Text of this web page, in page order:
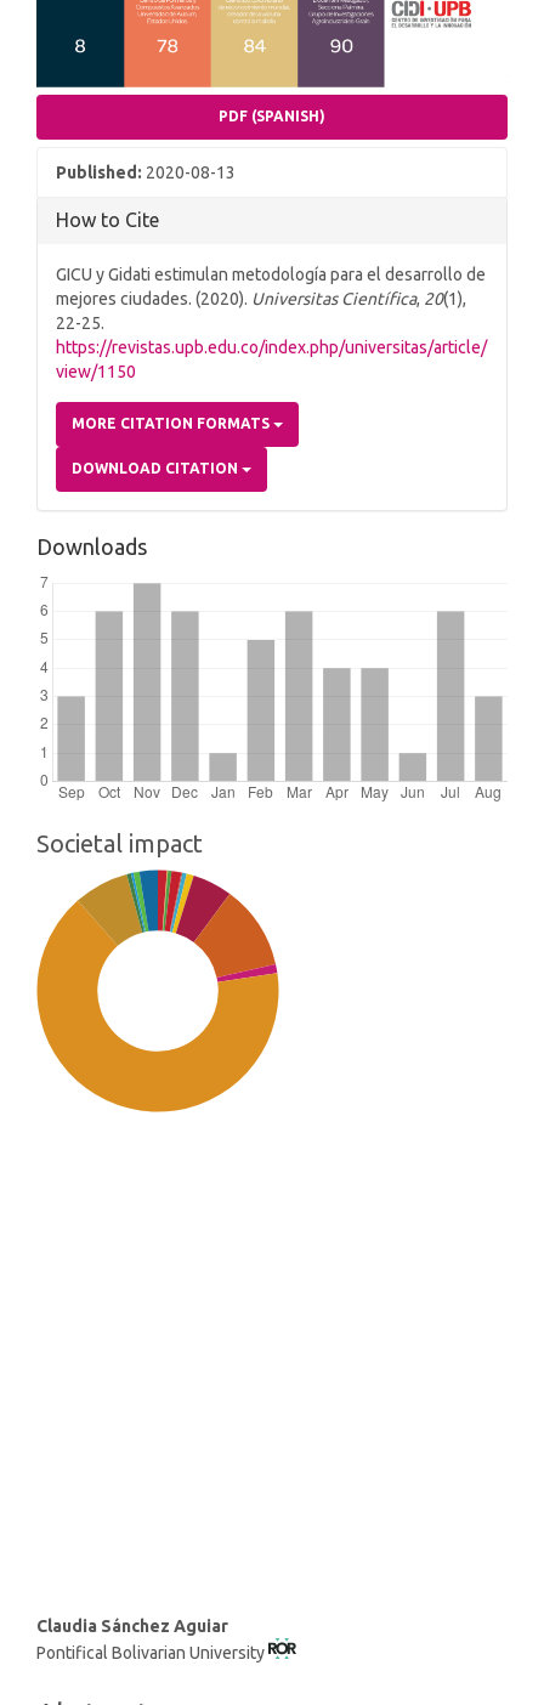
PDF (SPANISH)
Published: 2020-08-13
How to Cite
GICU y Gidati estimulan metodología para el desarrollo de
mejores ciudades. (2020). Universitas Científica, 20(1),
22-25.
https://revistas.upb.edu.co/index.php/universitas/article/
view/1150
MORE CITATION FORMATS
DOWNLOAD CITATION
Downloads
Societal impact
Main
Article
Claudia Sánchez Aguiar
Pontifical Bolivarian University